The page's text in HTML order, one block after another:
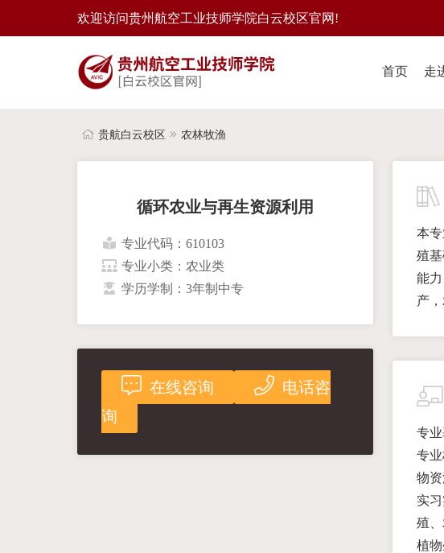
欢迎访问贵州航空工业技师学院白云校区官网!
首页 走
贵航白云校区 农林牧渔
循环农业与再生资源利用
专业代码：610103
专业小类：农业类
学历学制：3年制中专
在线咨询
电话咨
询
本
殖
能
产
专
专
物
实
殖
植